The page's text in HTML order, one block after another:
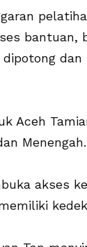
bantuan,
dan
Aceh
Menengah.
akses